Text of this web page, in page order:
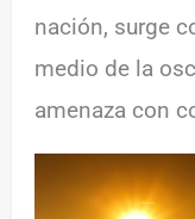
nación, surge
medio de la
amenaza con